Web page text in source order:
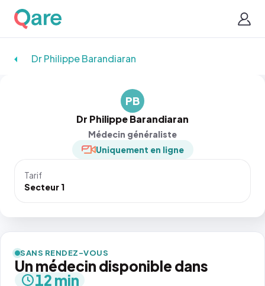
Dr Philippe Barandiaran
PB
Dr Philippe Barandiaran
Médecin généraliste
Uniquement en ligne
Tarif
Secteur 1
SANS RENDEZ-VOUS
Un médecin disponible dans
12 min